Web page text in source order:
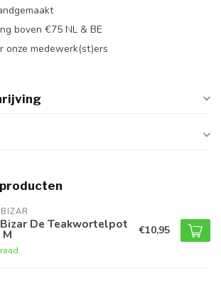
boven €75 NL & BE
onze medewerk(st)ers
De Teakwortelpot €10,95